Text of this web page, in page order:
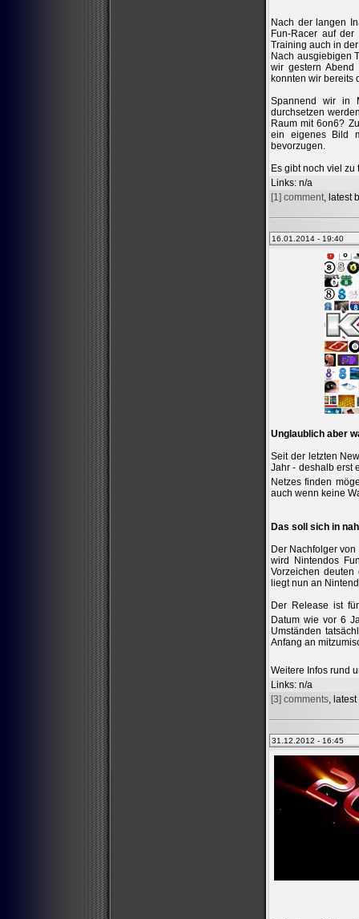
Nach der langen
Fun-Racer auf
Training auch in
Nach ausgiebigen
wir gestern
konnten wir bereits
Spannend wir in
durchsetzen
Raum mit 6on6?
ein eigenes Bild
bevorzugen.
Es gibt noch viel zu
Links: n/a
[1] comment , latest
16.01.2014 - 19:40
Unglaublich aber
Seit der letzten
Jahr - deshalb erst
Netzes finden
auch wenn keine
Das soll sich in
Der Nachfolger
wird Nintendos
Vorzeichen
liegt nun an
Der Release ist
Datum wie vor 6
Umständen
Anfang an
Weitere Infos rund
Links: n/a
[3] comments ,
31.12.2012 - 16:45